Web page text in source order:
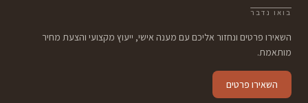
בואו נדבר
השאירו פרטים ונחזור אליכם עם מענה אישי, ייעוץ מקצועי והצעת מחיר
מותאמת.
השאירו פרטים